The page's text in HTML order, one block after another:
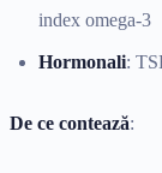
index omega-3
Hormonali:
De ce contează: